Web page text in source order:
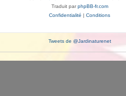
Traduit parphpBB-fr.com
Confidentialité | Conditions
Tweets de @Jardinaturenet